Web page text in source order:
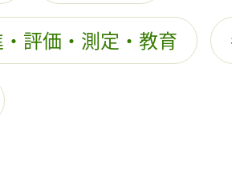
評価・測定・教育